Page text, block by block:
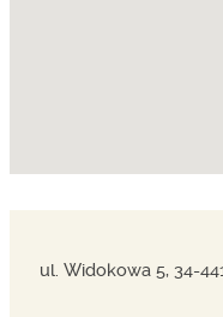
ul. Widokowa 5, 34-